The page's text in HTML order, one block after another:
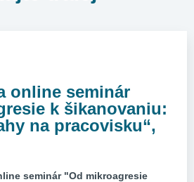
online seminár
k šikanovaniu:
na pracovisku“,
seminár "Od mikroagresie